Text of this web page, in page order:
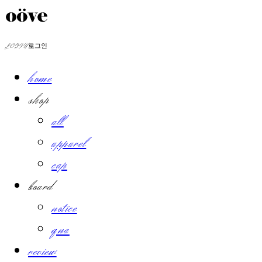
LOG IN로그인
home
shop
all
apparel
cap
board
notice
qna
review